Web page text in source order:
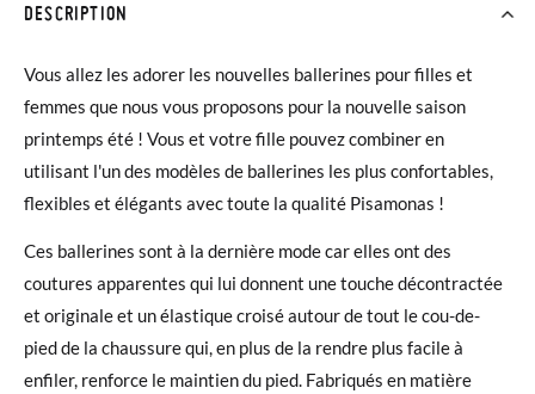
DESCRIPTION
Vous allez les adorer les nouvelles ballerines pour filles et
femmes que nous vous proposons pour la nouvelle saison
printemps été ! Vous et votre fille pouvez combiner en
utilisant l'un des modèles de ballerines les plus confortables,
flexibles et élégants avec toute la qualité Pisamonas !
Ces ballerines sont à la dernière mode car elles ont des
coutures apparentes qui lui donnent une touche décontractée
et originale et un élastique croisé autour de tout le cou-de-
pied de la chaussure qui, en plus de la rendre plus facile à
enfiler, renforce le maintien du pied. Fabriqués en matière